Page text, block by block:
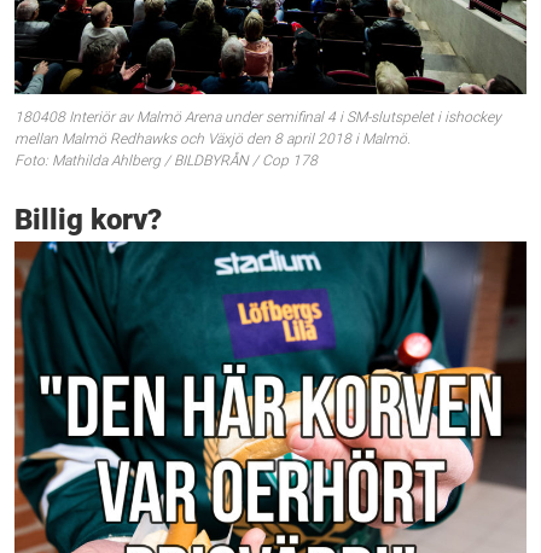
180408 Interiör av Malmö Arena under semifinal 4 i SM-slutspelet i ishockey
mellan Malmö Redhawks och Växjö den 8 april 2018 i Malmö.
Foto: Mathilda Ahlberg / BILDBYRÅN / Cop 178
Billig korv?